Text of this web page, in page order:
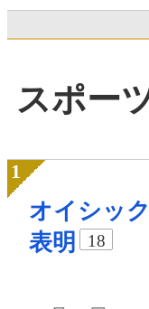
スポー
オイシッ
表明
18